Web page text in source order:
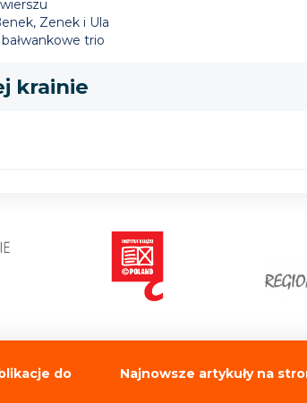
Zenek i Ula
trio
krainie
do
Najnowsze artykuły na